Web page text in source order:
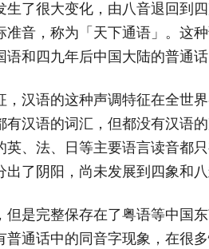
了很大变化，由八音退回到
音，称为「天下通语」。这
和四九年后中国大陆的普通话
汉语的这种声调特征在全世
汉语的词汇，但都没有汉语
、法、日等主要语言读音都
了阴阳，尚未发展到四象和八
是完整保存在了粤语等中国
通话中的同音字现象，在很多